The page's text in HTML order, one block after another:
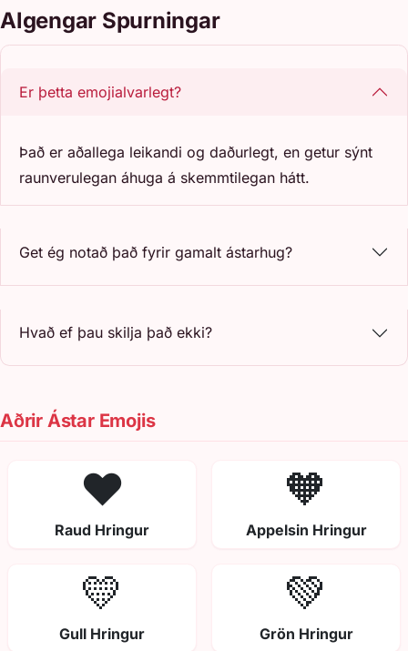
Algengar Spurningar
Er þetta emojialvarlegt?
Það er aðallega leikandi og daðurlegt, en getur sýnt
raunverulegan áhuga á skemmtilegan hátt.
Get ég notað það fyrir gamalt ástarhug?
Hvað ef þau skilja það ekki?
Aðrir Ástar Emojis
❤️
Raud Hringur
🧡
Appelsin Hringur
💛
Gull Hringur
💚
Grön Hringur